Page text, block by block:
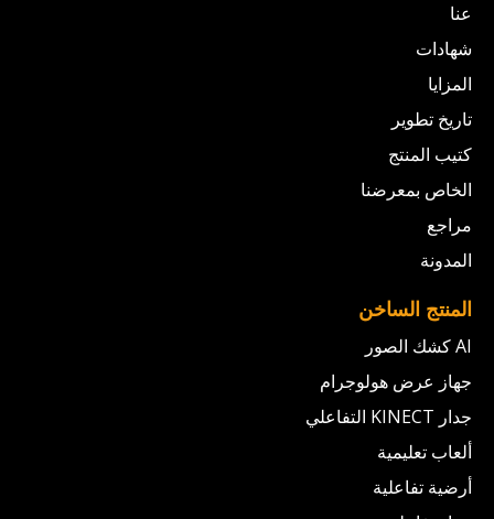
عنا
شهادات
المزايا
تاريخ تطوير
كتيب المنتج
الخاص بمعرضنا
مراجع
المدونة
المنتج الساخن
AI كشك الصور
جهاز عرض هولوجرام
جدار KINECT التفاعلي
ألعاب تعليمية
أرضية تفاعلية